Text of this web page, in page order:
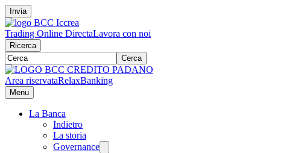
Invia
Trading Online DirectaLavora con noi
Ricerca
Cerca
Area riservataRelaxBanking
Menu
La Banca
Indietro
La storia
Governance